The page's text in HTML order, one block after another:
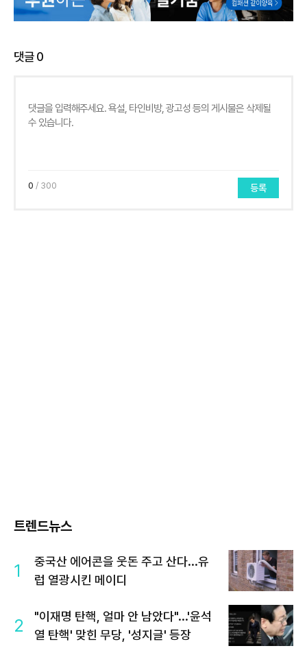
댓글0
0 / 300 등록
트렌드뉴스
1
중국산 에어콘을 웃돈 주고 산다...유
럽 열광시킨 메이디
2
"이재명 탄핵, 얼마 안 남았다"...'윤석
열 탄핵' 맞힌 무당, '성지글' 등장